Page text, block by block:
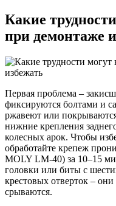
Какие
при демонтаже
Первая проблема –
фиксируются болтами и
ржавеют или
нижние крепления
колесных арок. Чтобы
обработайте крепеж
MOLY LM-40) за 10–15
головки или биты с
крестовых отверток –
срываются.